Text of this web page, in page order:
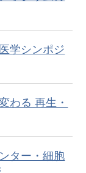
学シンポジ
わる 再生・
ター・細胞